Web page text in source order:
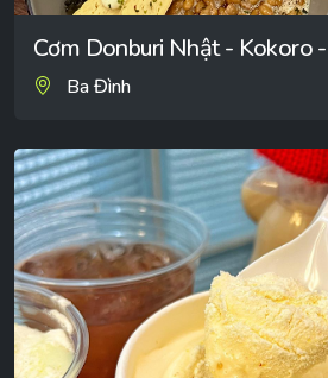
Cơm Donburi Nhật - Kokoro
Ba Đình